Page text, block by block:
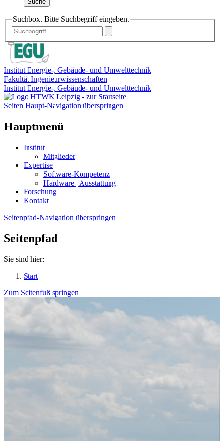
Suche
Suchbox. Bitte Suchbegriff eingeben.
Institut Energie-, Gebäude- und Umwelttechnik
Fakultät Ingenieurwissenschaften
Institut Energie-, Gebäude- und Umwelttechnik
Seiten Haupt-Navigation überspringen
Hauptmenü
Institut
Mitglieder
Expertise
Software-Kompetenz
Hardware | Ausstattung
Forschung
Kontakt
Seitenpfad-Navigation überspringen
Seitenpfad
Sie sind hier:
Start
Zum Seitenfuß springen